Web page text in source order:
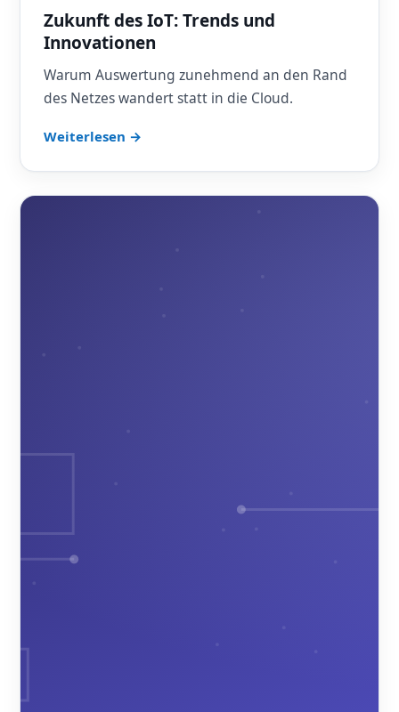
Zukunft des IoT: Trends und
Innovationen
Warum Auswertung zunehmend an den Rand
des Netzes wandert statt in die Cloud.
Weiterlesen →